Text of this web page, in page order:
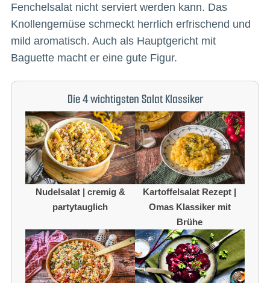
Fenchelsalat nicht serviert werden kann. Das
Knollengemüse schmeckt herrlich erfrischend und
mild aromatisch. Auch als Hauptgericht mit
Baguette macht er eine gute Figur.
Die 4 wichtigsten Salat Klassiker
Nudelsalat | cremig &
partytauglich
Kartoffelsalat Rezept |
Omas Klassiker mit
Brühe